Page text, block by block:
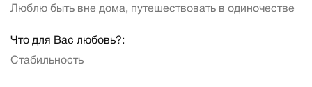
Люблю быть вне дома, путешествовать в одиночестве
Что для Вас любовь?:
Стабильность